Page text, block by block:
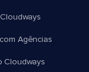
Agências
Cloudways